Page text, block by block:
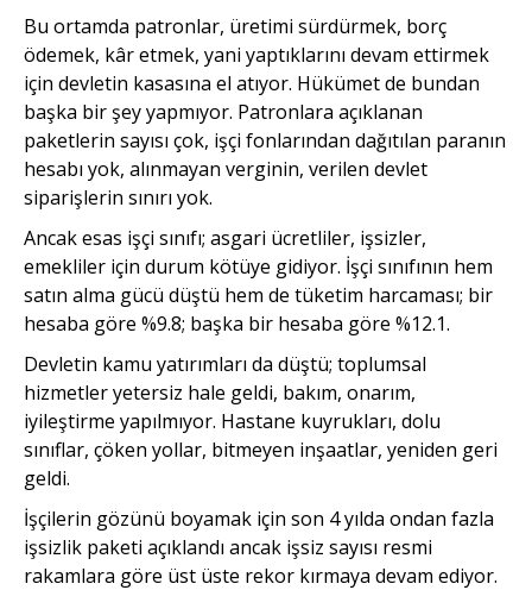
Bu ortamda patronlar, üretimi sürdürmek, borç
ödemek, kâr etmek, yani yaptıklarını devam ettirmek
için devletin kasasına el atıyor. Hükümet de bundan
başka bir şey yapmıyor. Patronlara açıklanan
paketlerin sayısı çok, işçi fonlarından dağıtılan paranın
hesabı yok, alınmayan verginin, verilen devlet
siparişlerin sınırı yok.
Ancak esas işçi sınıfı; asgari ücretliler, işsizler,
emekliler için durum kötüye gidiyor. İşçi sınıfının hem
satın alma gücü düştü hem de tüketim harcaması; bir
hesaba göre %9.8; başka bir hesaba göre %12.1.
Devletin kamu yatırımları da düştü; toplumsal
hizmetler yetersiz hale geldi, bakım, onarım,
iyileştirme yapılmıyor. Hastane kuyrukları, dolu
sınıflar, çöken yollar, bitmeyen inşaatlar, yeniden geri
geldi.
İşçilerin gözünü boyamak için son 4 yılda ondan fazla
işsizlik paketi açıklandı ancak işsiz sayısı resmi
rakamlara göre üst üste rekor kırmaya devam ediyor.